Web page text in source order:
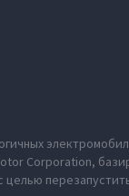
Corporation,